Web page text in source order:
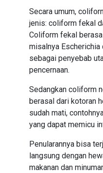
Secara umum,
jenis: coliform fekal
Coliform fekal
misalnya Escherichia
sebagai penyebab
pencernaan.
Sedangkan coliform
berasal dari kotoran
sudah mati,
yang dapat memicu
Penularannya bisa
langsung dengan
makanan dan